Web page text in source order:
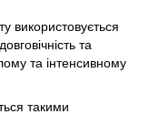
використовується
та
та інтенсивному
такими